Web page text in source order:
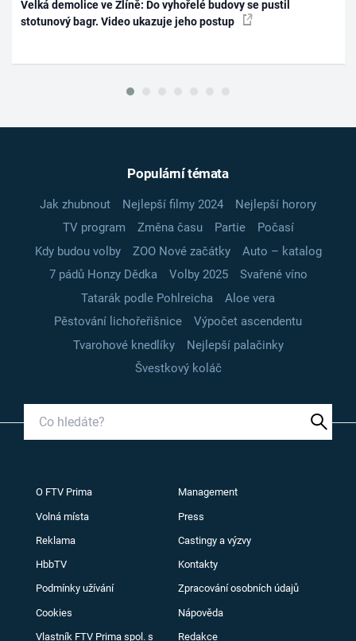
Velká demolice ve Zlíně: Do vyhořelé budovy se pustil
stotunový bagr. Video ukazuje jeho postup
Populární témata
Jak zhubnout Nejlepší filmy 2024
Nejlepší horory
TV program
Změna času Partie
Počasí
Kdy budou volby
ZOO Nové začátky
Auto – katalog
7 pádů Honzy Dědka
Volby 2025
Svařené víno
Tatarák podle Pohlreicha
Aloe vera
Pěstování lichořeřišnice
Výpočet ascendentu
Tvarohové knedlíky
Nejlepší palačinky
Švestkový koláč
O FTV Prima Management
Volná místa Press
Reklama Castingy a výzvy
HbbTV Kontakty
Podmínky užívání Zpracování osobních údajů
Cookies Nápověda
Vlastník FTV Prima spol. s Redakce